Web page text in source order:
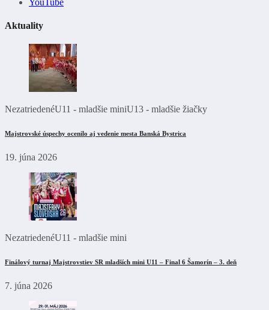
Aktuality
NezatriedenéU11 - mladšie miniU13 - mladšie žiačky
Majstrovské úspechy ocenilo aj vedenie mesta Banská Bystrica
19. júna 2026
NezatriedenéU11 - mladšie mini
Finálový turnaj Majstrovstiev SR mladších mini U11 – Final 6 Šamorín – 3. deň
7. júna 2026